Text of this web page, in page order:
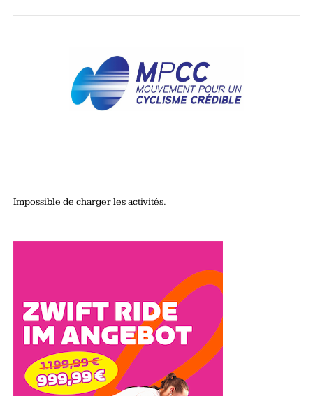
Impossible de charger les activités.